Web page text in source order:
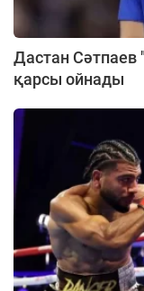
Дастан Сәтпаев
қарсы ойнады